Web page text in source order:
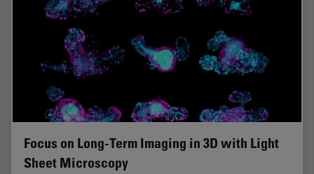
Focus on Long-Term Imaging in 3D with Light
Sheet Microscopy